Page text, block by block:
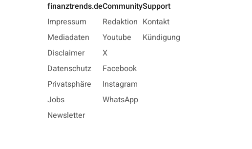
finanztrends.de
Impressum
Mediadaten
Disclaimer
Datenschutz
Privatsphäre
Jobs
Newsletter
Community
Redaktion
Youtube
X
Facebook
Instagram
WhatsApp
Support
Kontakt
Kündigung